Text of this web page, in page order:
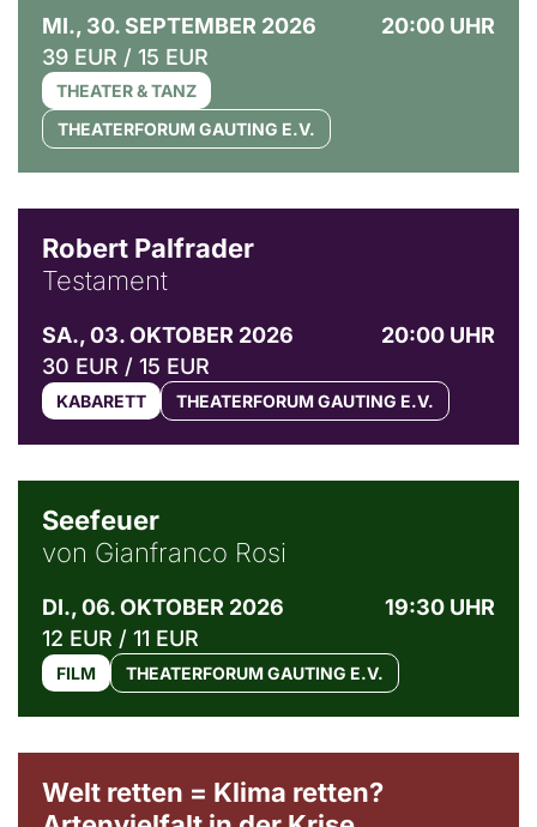
MI., 30. SEPTEMBER 2026
20:00 UHR
39 EUR / 15 EUR
THEATER & TANZ
THEATERFORUM GAUTING E.V.
Robert Palfrader
Testament
SA., 03. OKTOBER 2026
20:00 UHR
30 EUR / 15 EUR
KABARETT THEATERFORUM GAUTING E.V.
Seefeuer
von Gianfranco Rosi
DI., 06. OKTOBER 2026
19:30 UHR
12 EUR / 11 EUR
FILM THEATERFORUM GAUTING E.V.
Welt retten = Klima retten?